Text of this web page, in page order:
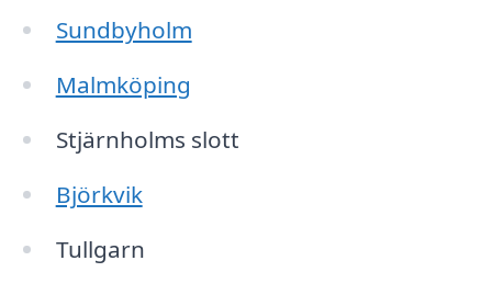
Sundbyholm
Malmköping
Stjärnholms slott
Björkvik
Tullgarn